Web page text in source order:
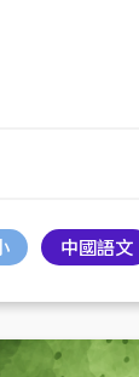
中國語文